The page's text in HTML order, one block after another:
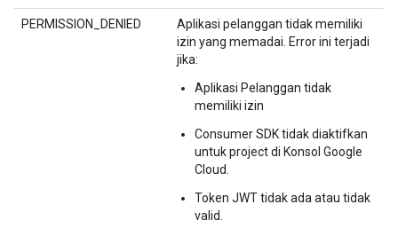
PERMISSION_DENIED
Aplikasi pelanggan tidak memiliki
izin yang memadai. Error ini terjadi
jika:
Aplikasi Pelanggan tidak
memiliki izin
Consumer SDK tidak diaktifkan
untuk project di Konsol Google
Cloud.
Token JWT tidak ada atau tidak
valid.